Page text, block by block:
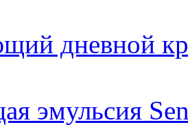
дневной
эмульсия